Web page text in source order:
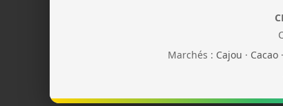
Marchés : Cajou · Cacao·